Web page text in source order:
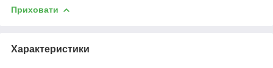
Приховати
Характеристики